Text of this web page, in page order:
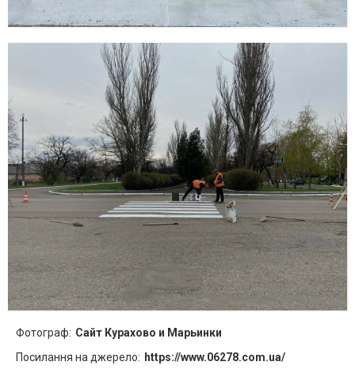
Фотограф: Сайт Курахово и Марьинки
Посилання на джерело: https://www.06278.com.ua/